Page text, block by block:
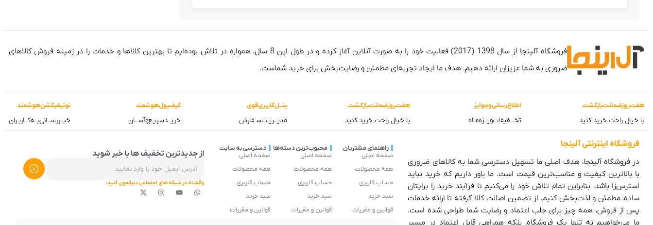
فروشگاه آلینجا از سال 1398 (2017) فعالیت خود را به صورت آنلاین آغاز کرده و در طول این 8 سال، همواره در تلاش بوده‌ایم تا بهترین کالاها و خدمات را در زمینه فروش کالاهای
ضروری به شما عزیزان ارائه دهیم. هدف ما ایجاد تجربه‌ای مطمئن و رضایت‌بخش برای خرید شماست.
هفت‌روز‌ضمانت‌بازگشت
با خیال راحت خرید کنید
اطلاع‌رسانی‌و‌جوایز
تخـــفیفات‌ویــژه‌مـاه
هفت‌روز‌ضمانت‌بازگشت
با خیال راحت خرید کنید
پنــل‌کاربری‌قوی
مدیــریـت‌سـفارش
کیف‌پول‌هوشمند
خریــد‌سریـع‌و‌آســان
نوتیفیکشن‌هوشمند
خبــررســانی‌بــه‌کــاربـران
فروشگاه‌ اینترنتی‌ آلینجا
در فروشگاه آلینجا، هدف اصلی ما تسهیل دسترسی شما به کالاهای ضروری
با بالاترین کیفیت و مناسب‌ترین قیمت است. ما باور داریم که خرید نباید
استرس‌زا باشد، بنابراین تمام تلاش خود را می‌کنیم تا فرآیند خرید را برایتان
ساده، مطمئن و لذت‌بخش کنیم. از تضمین اصالت کالا گرفته تا ارائه خدمات
پس از فروش، همه چیز برای جلب اعتماد و رضایت شما طراحی شده است.
ما می‌خواهیم نه تنها یک فروشگاه، بلکه همراهی قابل اعتماد در مسیر
راهنمای مشتریان
صفحه اصلی
همه محصولات
حساب کاربری
سبد خرید
قوانین و مقررات
محبوب‌ترین دسته‌ها
صفحه اصلی
همه محصولات
حساب کاربری
سبد خرید
قوانین و مقررات
دسترسی به سایت
صفحه اصلی
همه محصولات
حساب کاربری
سبد خرید
قوانین و مقررات
از جدیدترین تخفیف ها با خبر شوید
وقشته در شبکه های اجتماعی دنبالمون کنید: